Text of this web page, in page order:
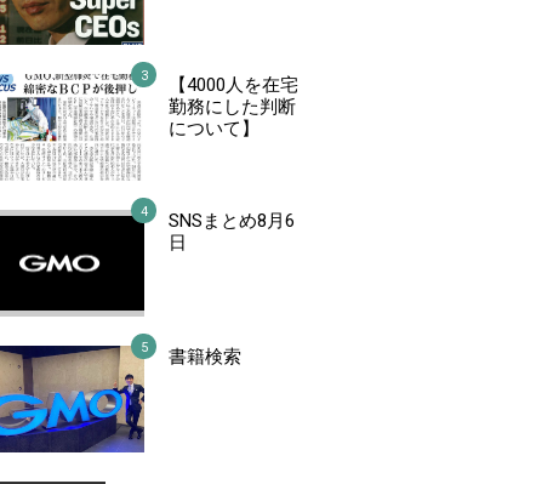
【4000人を在宅
勤務にした判断
について】
SNSまとめ8月6
日
書籍検索